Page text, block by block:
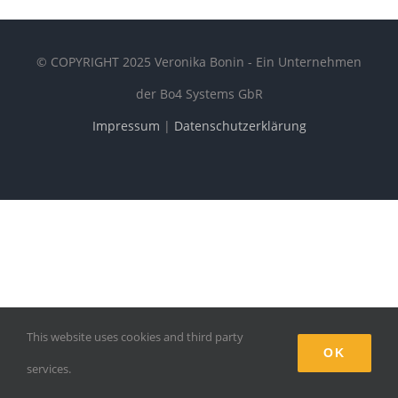
© COPYRIGHT 2025 Veronika Bonin - Ein Unternehmen
der Bo4 Systems GbR
Impressum | Datenschutzerklärung
This website uses cookies and third party
services.
OK